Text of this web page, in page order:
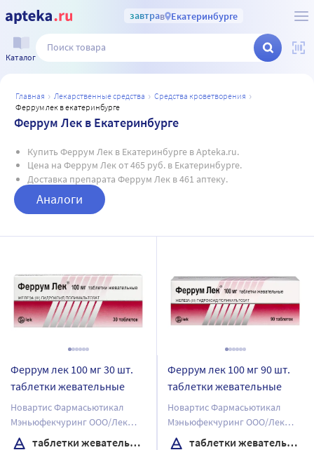
завтрав Екатеринбурге
Каталог
главная лекарственные средства
средства кроветворения
феррум лек в екатеринбурге
Феррум Лек в Екатеринбурге
Купить Феррум Лек в Екатеринбурге в Apteka.ru.
Цена на Феррум Лек от 465 руб. в Екатеринбурге.
Доставка препарата Феррум Лек в 461 аптеку.
Аналоги
Феррум лек 100 мг 30 шт.
таблетки жевательные
Новартис Фармасьютикал
Мэньюфекчуринг ООО/Лек
Фармасьютикалс д.д.
таблетки жевательные
Феррум лек 100 мг 90 шт.
таблетки жевательные
Новартис Фармасьютикал
Мэньюфекчуринг ООО/Лек
Фармасьютикалс д.д.
таблетки жевательные